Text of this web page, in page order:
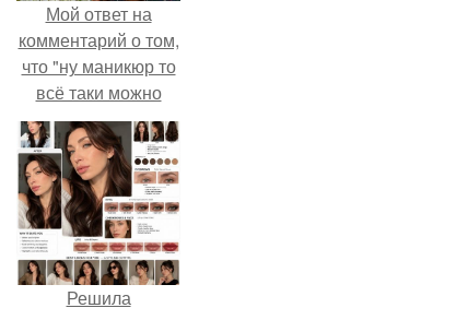
Мой ответ на
комментарий о том,
что "ну маникюр то
всё таки можно
было бы сделать.
Решила